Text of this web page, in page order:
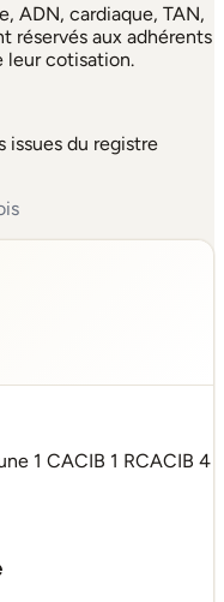
ADN, cardiaque, TAN,
réservés aux adhérents
leur cotisation.
du registre
1 CACIB 1 RCACIB 4